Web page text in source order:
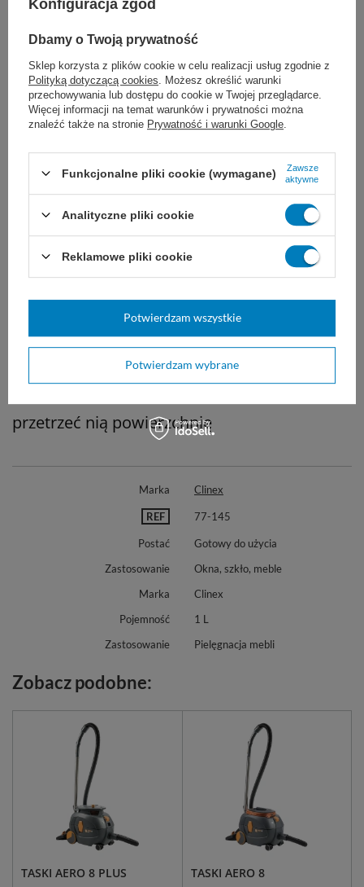
smug
zastosowanie: drewno lakierowane,
drzwi drewniane, drzwi laminowane,
meble drewniane, meble laminowane
bezpieczny dla użytkownika i środowiska
Stosowanie produktu:
2. Nanieść preparat bezpośrednio na
czyszczoną powierzchnię bądź rozpylić na
przetrzeć nią powierzchnię
Marka Clinex
REF 77-145
Postać
Gotowy do użycia
Zastosowanie
Okna, szkło, meble
Marka
Clinex
Pojemność
1 L
Zastosowanie
Pielęgnacja mebli
Zobacz podobne:
TASKI AERO 8 PLUS TASKI AERO 8
Konfiguracja zgód
Dbamy o Twoją prywatność
Sklep korzysta z plików cookie w celu realizacji usług zgodnie z
Polityką dotyczącą cookies . Możesz określić warunki
przechowywania lub dostępu do cookie w Twojej przeglądarce.
Więcej informacji na temat warunków i prywatności można
znaleźć także na stronie Prywatność i warunki Google
Funkcjonalne pliki cookie (wymagane)
Zawsze
aktywne
Analityczne pliki cookie
Reklamowe pliki cookie
Potwierdzam wybrane
Potwierdzam wszystkie